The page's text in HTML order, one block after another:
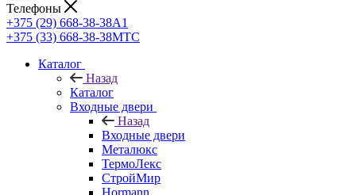
Телефоны
+375 (29) 668-38-38A1
+375 (33) 668-38-38МТС
Каталог
Назад
Каталог
Входные двери
Назад
Входные двери
Металюкс
ТермоЛекс
СтройМир
Hormann